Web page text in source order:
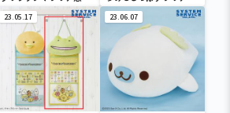
き収納ボックス
付き収納ボックス
23.05.17 23.06.07